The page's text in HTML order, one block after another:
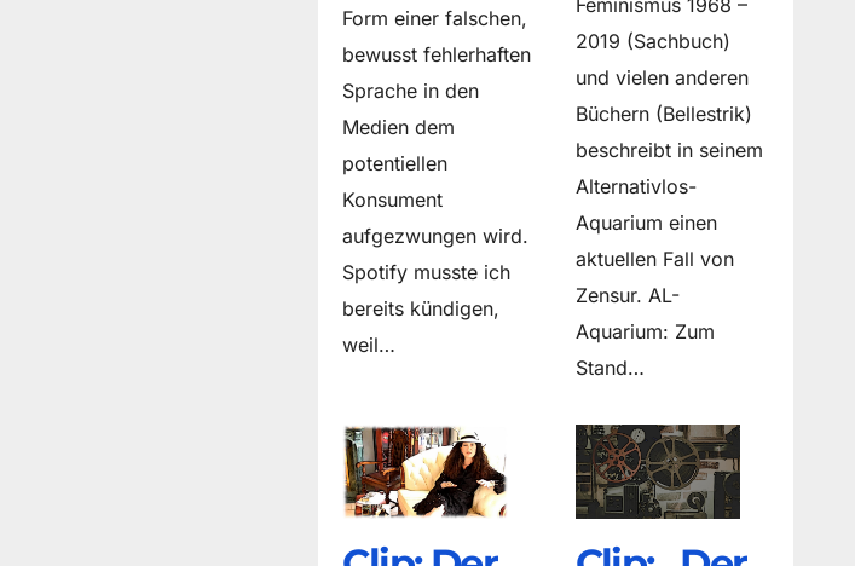
Form einer falschen,
bewusst fehlerhaften
Sprache in den
Medien dem
potentiellen
Konsument
aufgezwungen wird.
Spotify musste ich
bereits kündigen,
weil…
Feminismus 1968 –
2019 (Sachbuch)
und vielen anderen
Büchern (Bellestrik)
beschreibt in seinem
Alternativlos-
Aquarium einen
aktuellen Fall von
Zensur. AL-
Aquarium: Zum
Stand…